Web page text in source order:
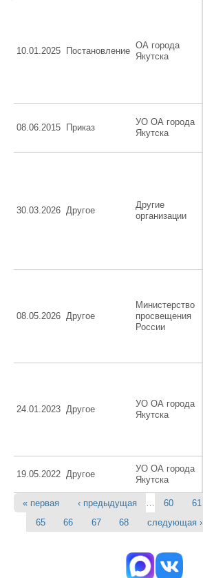
10.01.2025 Постановление
ОА города
Якутска
08.06.2015 Приказ
УО ОА города
Якутска
30.03.2026 Другое
Другие
организации
08.05.2026 Другое
Министерство
просвещения
России
24.01.2023 Другое
УО ОА города
Якутска
19.05.2022 Другое
УО ОА города
Якутска
Страницы
« первая ‹ предыдущая 60 61
65
66 67 68 следующая ›